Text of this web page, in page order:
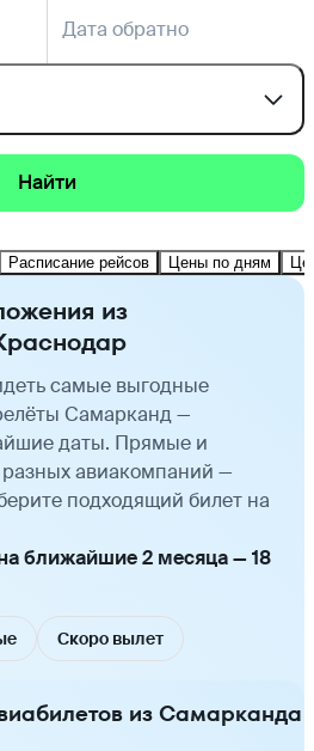
Дата обратно
Найти
Расписание рейсов Цены по дням
из
самые выгодные
Самарканд —
даты. Прямые и
авиакомпаний —
подходящий билет на
ближайшие 2 месяца — 18
Скоро вылет
из Самарканда